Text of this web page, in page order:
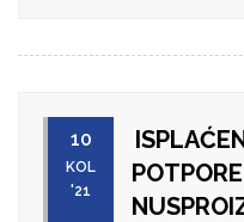
10
KOL
'21